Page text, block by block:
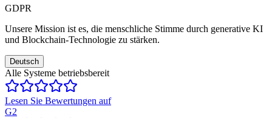
GDPR
Unsere Mission ist es, die menschliche Stimme durch generative KI
und Blockchain-Technologie zu stärken.
Deutsch
Alle Systeme betriebsbereit
Lesen Sie Bewertungen auf
G2